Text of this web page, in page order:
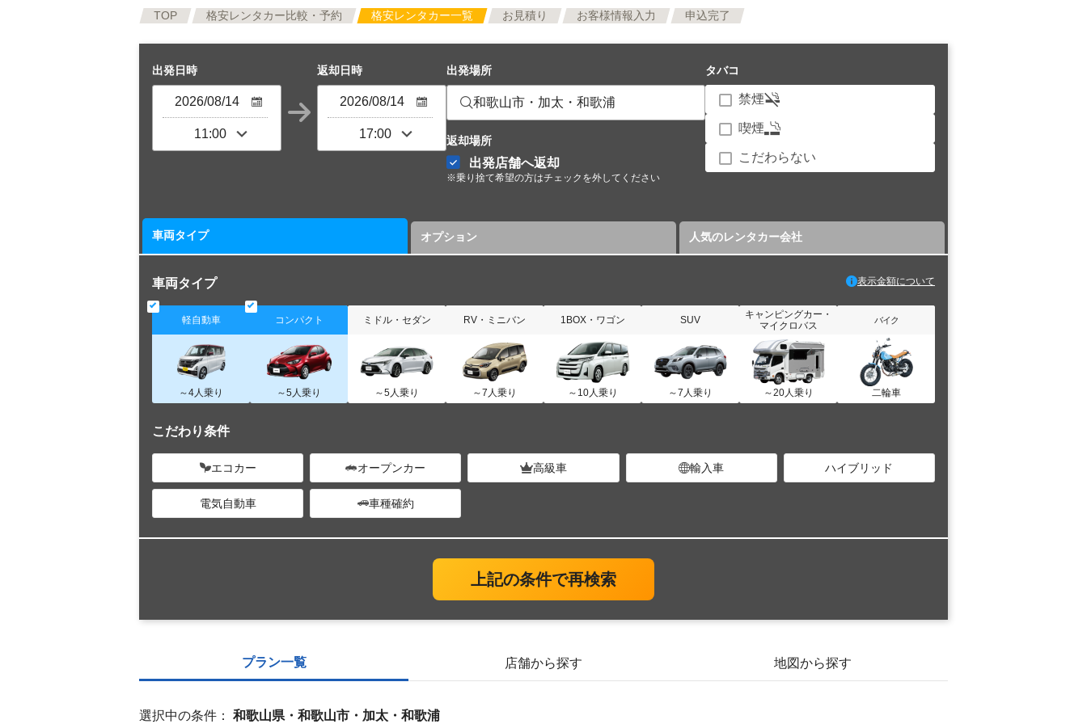
TOP 格安レンタカー比較・予約 格安レンタカー一覧 お見積り お客様情報入力 申込完了
出発日時 返却日時 出発場所
和歌山市・加太・和歌浦
返却場所
出発店舗へ返却
※乗り捨て希望の方はチェックを外してください
タバコ
禁煙
喫煙
こだわらない
車両タイプ オプション 人気のレンタカー会社
車両タイプ 表示金額について
軽自動車
～4人乗り
コンパクト
～5人乗り
ミドル・セダン
～5人乗り
RV・ミニバン
～7人乗り
1BOX・ワゴン
～10人乗り
SUV
～7人乗り
キャンピングカー・
マイクロバス
～20人乗り
バイク
二輪車
こだわり条件
エコカー オープンカー 高級車 輸入車 ハイブリッド
電気自動車 車種確約
上記の条件で再検索
プラン一覧 店舗から探す 地図から探す
選択中の条件： 和歌山県・和歌山市・加太・和歌浦